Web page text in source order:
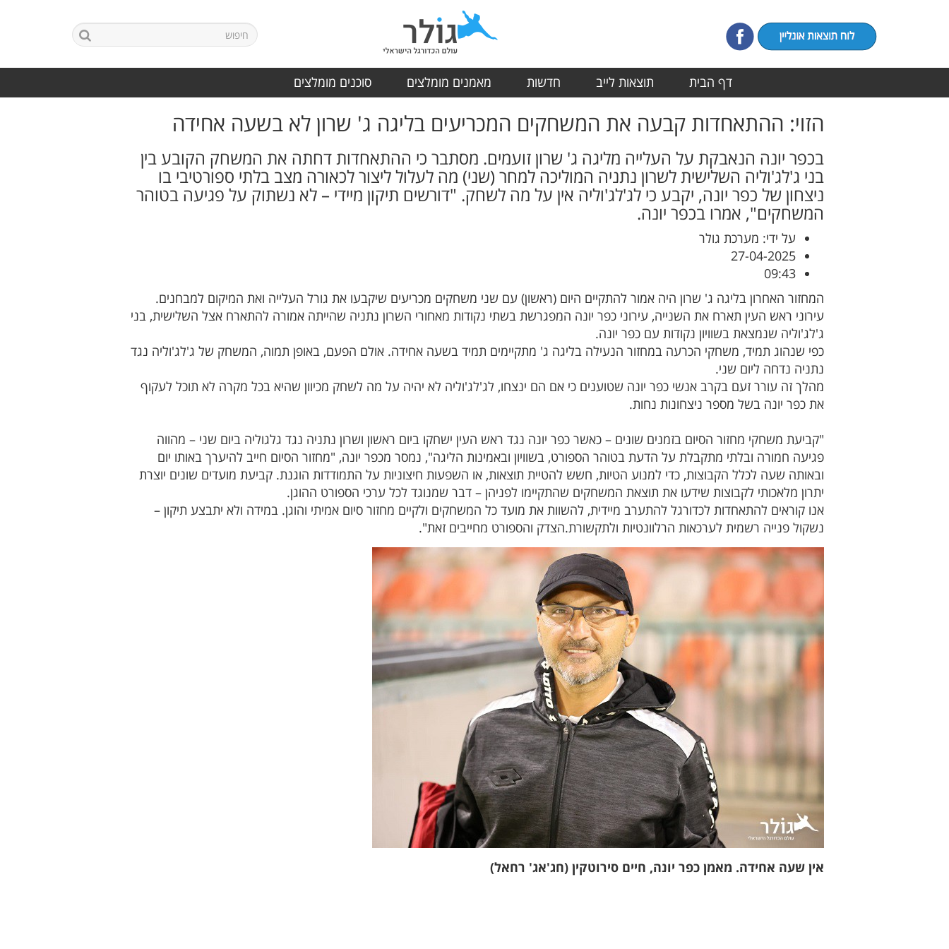
דף הבית תוצאות לייב חדשות מאמנים מומלצים סוכנים מומלצים
הזוי: ההתאחדות קבעה את המשחקים המכריעים בליגה ג' שרון לא בשעה אחידה
בכפר יונה הנאבקת על העלייה מליגה ג' שרון זועמים. מסתבר כי ההתאחדות דחתה את המשחק הקובע בין
בני ג'לג'וליה השלישית לשרון נתניה המוליכה למחר (שני) מה לעלול ליצור לכאורה מצב בלתי ספורטיבי בו
ניצחון של כפר יונה, יקבע כי לג'לג'וליה אין על מה לשחק. "דורשים תיקון מיידי – לא נשתוק על פגיעה בטוהר
המשחקים", אמרו בכפר יונה.
על ידי: מערכת גולר
27-04-2025
09:43
המחזור האחרון בליגה ג' שרון היה אמור להתקיים היום (ראשון) עם שני משחקים מכריעים שיקבעו את גורל העלייה ואת המיקום למבחנים.
עירוני ראש העין תארח את השנייה, עירוני כפר יונה המפגרשת בשתי נקודות מאחורי השרון נתניה שהייתה אמורה להתארח אצל השלישית, בני
ג'לג'וליה שנמצאת בשוויון נקודות עם כפר יונה.
כפי שנהוג תמיד, משחקי הכרעה במחזור הנעילה בליגה ג' מתקיימים תמיד בשעה אחידה. אולם הפעם, באופן תמוה, המשחק של ג'לג'וליה נגד
נתניה נדחה ליום שני.
מהלך זה עורר זעם בקרב אנשי כפר יונה שטוענים כי אם הם ינצחו, לג'לג'וליה לא יהיה על מה לשחק מכיוון שהיא בכל מקרה לא תוכל לעקוף
את כפר יונה בשל מספר ניצחונות נחות.
"קביעת משחקי מחזור הסיום בזמנים שונים – כאשר כפר יונה נגד ראש העין ישחקו ביום ראשון ושרון נתניה נגד גלגוליה ביום שני – מהווה
פגיעה חמורה ובלתי מתקבלת על הדעת בטוהר הספורט, בשוויון ובאמינות הליגה", נמסר מכפר יונה, "מחזור הסיום חייב להיערך באותו יום
ובאותה שעה לכלל הקבוצות, כדי למנוע הטיות, חשש להטיית תוצאות, או השפעות חיצוניות על התמודדות הוגנת. קביעת מועדים שונים יוצרת
יתרון מלאכותי לקבוצות שידעו את תוצאת המשחקים שהתקיימו לפניהן – דבר שמנוגד לכל ערכי הספורט ההוגן.
אנו קוראים להתאחדות לכדורגל להתערב מיידית, להשוות את מועד כל המשחקים ולקיים מחזור סיום אמיתי והוגן. במידה ולא יתבצע תיקון –
נשקול פנייה רשמית לערכאות הרלוונטיות ולתקשורת.הצדק והספורט מחייבים זאת".
אין שעה אחידה. מאמן כפר יונה, חיים סירוטקין (חג'אג' רחאל)